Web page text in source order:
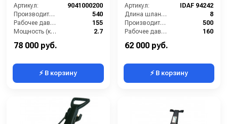
Артикул:
9041000200
Производительность (л/ч):
540
Рабочее давление (бар):
155
Мощность (кВт):
2.7
Электропитание (В):
78 000 руб.
⚡ В корзину
Артикул:
IDAF 94242
Длина шланга ВД (м):
8
Производительность (л/ч):
500
Рабочее давление (бар):
160
Мощность (кВт):
62 000 руб.
⚡ В корзину